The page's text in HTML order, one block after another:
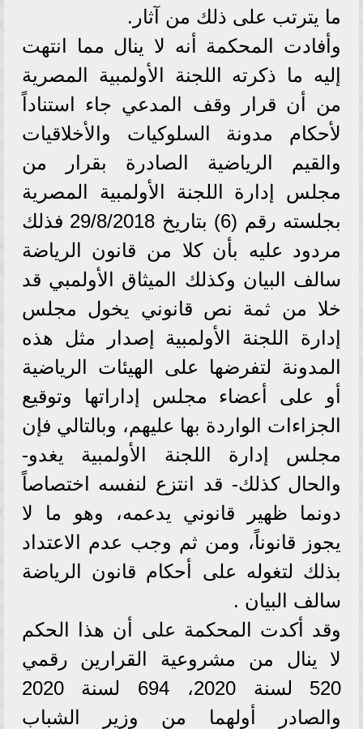
ما يترتب على ذلك من آثار.
وأفادت المحكمة أنه لا ينال مما انتهت
إليه ما ذكرته اللجنة الأولمبية المصرية
من أن قرار وقف المدعي جاء استناداً
لأحكام مدونة السلوكيات والأخلاقيات
والقيم الرياضية الصادرة بقرار من
مجلس إدارة اللجنة الأولمبية المصرية
بجلسته رقم (6) بتاريخ 29/8/2018 فذلك
مردود عليه بأن كلا من قانون الرياضة
سالف البيان وكذلك الميثاق الأولمبي قد
خلا من ثمة نص قانوني يخول مجلس
إدارة اللجنة الأولمبية إصدار مثل هذه
المدونة لتفرضها على الهيئات الرياضية
أو على أعضاء مجلس إداراتها وتوقيع
الجزاءات الواردة بها عليهم، وبالتالي فإن
مجلس إدارة اللجنة الأولمبية يغدو-
والحال كذلك- قد انتزع لنفسه اختصاصاً
دونما ظهير قانوني يدعمه، وهو ما لا
يجوز قانوناً، ومن ثم وجب عدم الاعتداد
بذلك لتغوله على أحكام قانون الرياضة
سالف البيان .
وقد أكدت المحكمة على أن هذا الحكم
لا ينال من مشروعية القرارين رقمي
520 لسنة 2020، 694 لسنة 2020
والصادر أولهما من وزير الشباب